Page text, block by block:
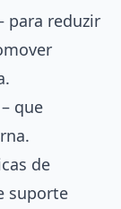
para reduzir
que
de
suporte